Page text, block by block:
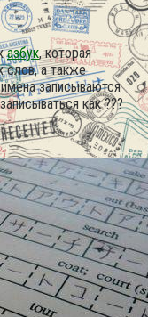
азбук, которая
слов, а также
записываются
как ???